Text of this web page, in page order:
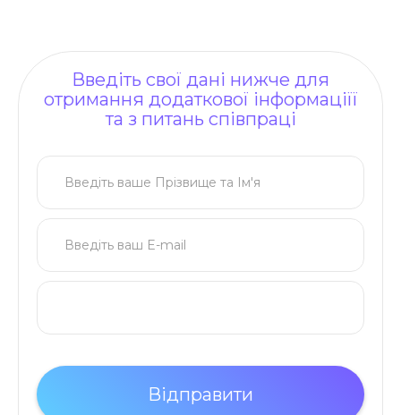
Введіть свої дані нижче для
отримання додаткової інформаціїї
та з питань співпраці